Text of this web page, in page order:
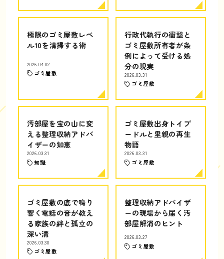
極限のゴミ屋敷レベ
ル10を清掃する術
2026.04.02
ゴミ屋敷
行政代執行の衝撃と
ゴミ屋敷所有者が条
例によって受ける処
分の現実
2026.03.31
ゴミ屋敷
汚部屋を宝の山に変
える整理収納アドバ
イザーの知恵
2026.03.31
知識
ゴミ屋敷出身トイプ
ードルと里親の再生
物語
2026.03.31
ゴミ屋敷
ゴミ屋敷の底で鳴り
響く電話の音が教え
る家族の絆と孤立の
深い溝
2026.03.30
ゴミ屋敷
整理収納アドバイザ
ーの現場から届く汚
部屋解消のヒント
2026.03.27
ゴミ屋敷